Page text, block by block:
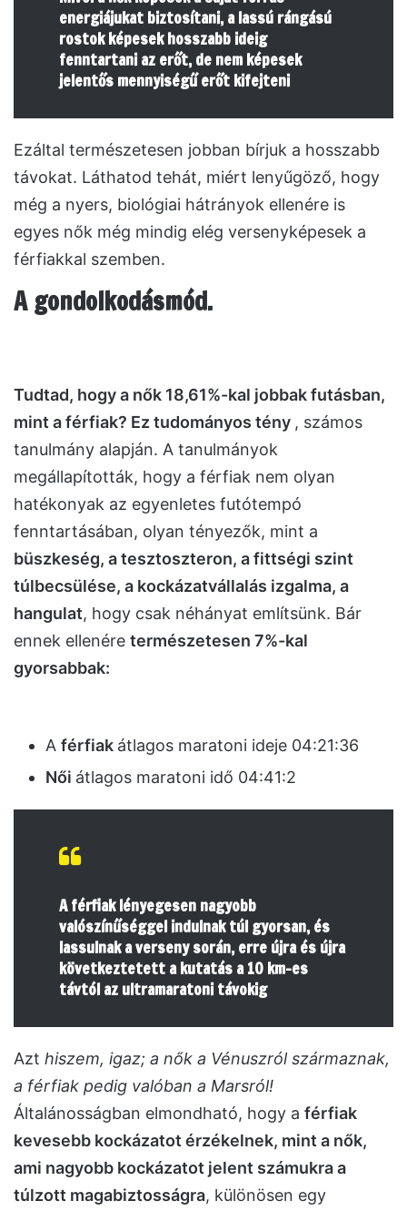
energiájukat biztosítani, a lassú rángású
rostok képesek hosszabb ideig
fenntartani az erőt, de nem képesek
jelentős mennyiségű erőt kifejteni
Ezáltal természetesen jobban bírjuk a hosszabb
távokat. Láthatod tehát, miért lenyűgöző, hogy
még a nyers, biológiai hátrányok ellenére is
egyes nők még mindig elég versenyképesek a
férfiakkal szemben.
A gondolkodásmód.
Tudtad, hogy a nők 18,61%-kal jobbak futásban,
mint a férfiak? Ez tudományos tény , számos
tanulmány alapján. A tanulmányok
megállapították, hogy a férfiak nem olyan
hatékonyak az egyenletes futótempó
fenntartásában, olyan tényezők, mint a
büszkeség, a tesztoszteron, a fittségi szint
túlbecsülése, a kockázatvállalás izgalma, a
hangulat, hogy csak néhányat említsünk. Bár
ennek ellenére természetesen 7%-kal
gyorsabbak:
A férfiak átlagos maratoni ideje 04:21:36
Női átlagos maratoni idő 04:41:2
A férfiak lényegesen nagyobb
valószínűséggel indulnak túl gyorsan, és
lassulnak a verseny során, erre újra és újra
következtetett a kutatás a 10 km-es
távtól az ultramaratoni távokig
Azt hiszem, igaz; a nők a Vénuszról származnak,
a férfiak pedig valóban a Marsról!
Általánosságban elmondható, hogy a férfiak
kevesebb kockázatot érzékelnek, mint a nők,
ami nagyobb kockázatot jelent számukra a
túlzott magabiztosságra, különösen egy